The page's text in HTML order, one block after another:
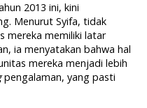
2013 ini, kini
Menurut Syifa, tidak
mereka memiliki latar
ia menyatakan bahwa hal
mereka menjadi lebih
pengalaman, yang pasti